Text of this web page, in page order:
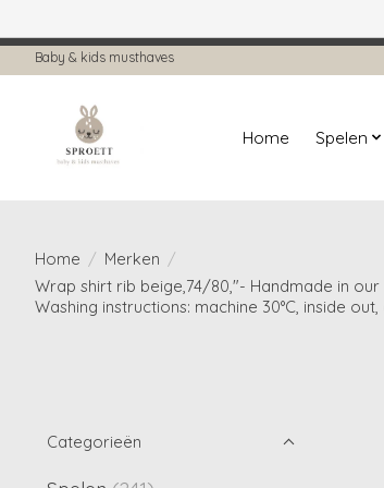
Baby & kids musthaves
Home Spelen
Home / Merken /
Wrap shirt rib beige,74/80,"- Handmade in
Washing instructions: machine 30°C, inside
Categorieën
← Keer terug naar de